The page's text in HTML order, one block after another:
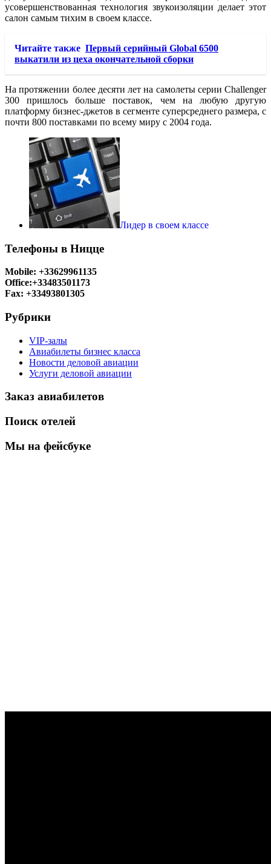
усовершенствованная технология звукоизоляции делает этот
салон самым тихим в своем классе.
Читайте также Первый серийный Global 6500
выкатили из цеха окончательной сборки
На протяжении более десяти лет на самолеты серии Challenger
300 пришлось больше поставок, чем на любую другую
платформу бизнес-джетов в сегменте суперсреднего размера, с
почти 800 поставками по всему миру с 2004 года.
Лидер в своем классе
Телефоны в Ницце
Mobile: +33629961135
Office:+33483501173
Fax: +33493801305
Рубрики
VIP-залы
Авиабилеты бизнес класса
Новости деловой авиации
Услуги деловой авиации
Заказ авиабилетов
Поиск отелей
Мы на фейсбуке